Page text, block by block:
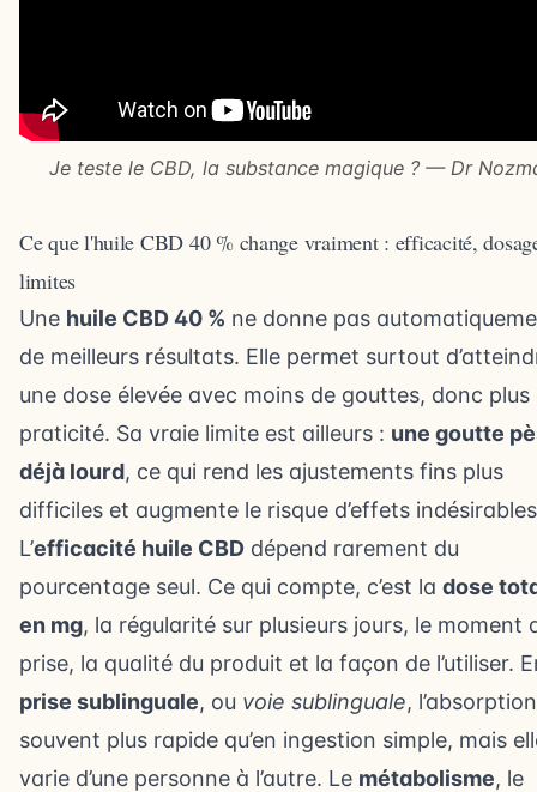
Je teste le CBD, la substance magique ? — Dr
Ce que l'huile CBD 40 % change vraiment : efficacité,
limites
Une huile CBD 40 % ne donne pas
de meilleurs résultats. Elle permet surtout
une dose élevée avec moins de gouttes, donc plus
praticité. Sa vraie limite est ailleurs : une goutte
déjà lourd, ce qui rend les ajustements fins plus
difficiles et augmente le risque d’effets
L’efficacité huile CBD dépend rarement du
pourcentage seul. Ce qui compte, c’est la dose
en mg, la régularité sur plusieurs jours, le moment
prise, la qualité du produit et la façon de l’utiliser.
prise sublinguale, ou voie sublinguale,
souvent plus rapide qu’en ingestion simple, mais
varie d’une personne à l’autre. Le métabolisme, le